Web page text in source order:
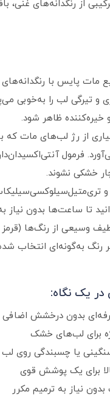
از رنگدانه‌های
مات پایس با
و تیرگی لب را
خیره‌کننده ظاهر شود.
از رژ لب‌های مات
فرمول
خشکی نشوند.
و
تا ساعت‌ها بدون
وسیعی از رنگ‌ها
به‌گونه‌ای انتخاب شده
یک نگاه:
بدون درخشش اضافی
برای لب‌های خشک
یا چسبندگی روی لب
برای یک پوشش قوی
نیاز به ترمیم مکرر